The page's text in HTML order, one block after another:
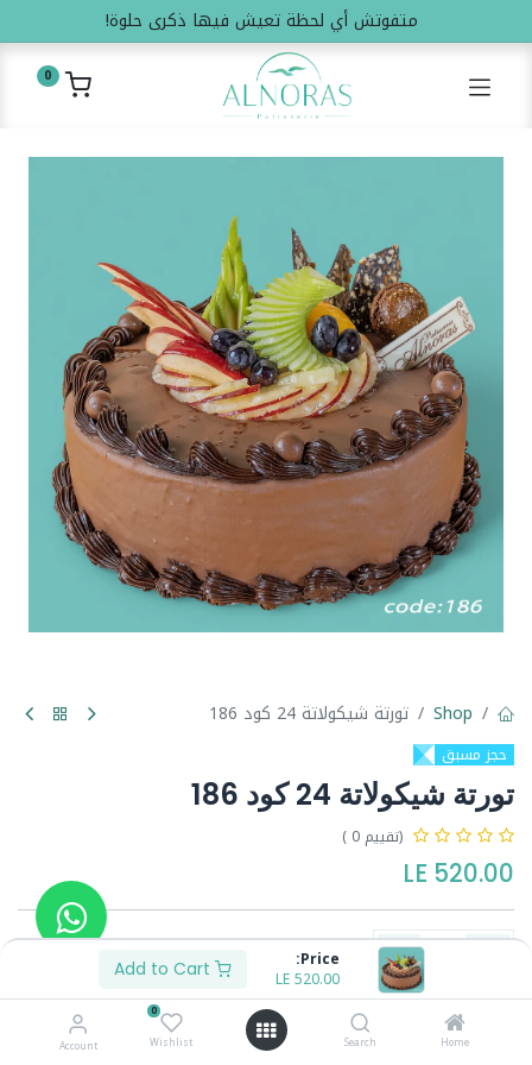
Price:
520.00
LE
Home
Search
0
Wishlist
Account
متفوتش أي لحظة تعيش فيها ذكرى حلوة!
0
Shop تورتة شيكولاتة 24 كود 186
حجز مسبق
تورتة شيكولاتة 24 كود 186
(تقييم 0 )
520.00
Buy Now